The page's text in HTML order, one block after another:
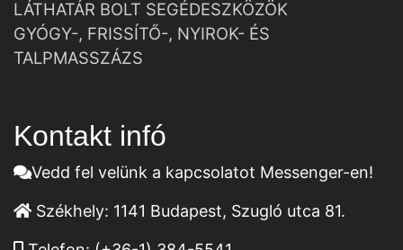
LÁTHATÁR BOLT SEGÉDESZKÖZÖK
GYÓGY-, FRISSÍTŐ-, NYIROK- ÉS
TALPMASSZÁZS
Kontakt infó
Vedd fel velünk a kapcsolatot Messenger-en!
Székhely: 1141 Budapest, Szugló utca 81.